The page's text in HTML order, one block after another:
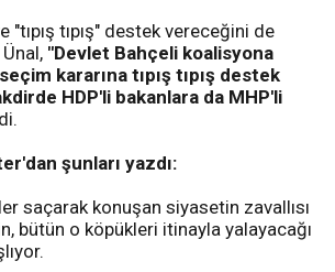
"tıpış tıpış" destek vereceğini de
"Devlet Bahçeli koalisyona
kararına tıpış tıpış destek
HDP'li bakanlara da MHP'li
şunları yazdı:
saçarak konuşan siyasetin zavallısı
bütün o köpükleri itinayla yalayacağı